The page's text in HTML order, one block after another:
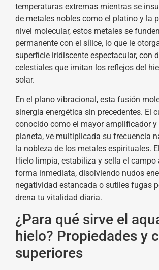
temperaturas extremas mientras se
de metales nobles como el platino y la
nivel molecular, estos metales se
permanente con el sílice, lo que le
superficie iridiscente espectacular, con
celestiales que imitan los reflejos del
solar.
En el plano vibracional, esta fusión
sinergia energética sin precedentes. El
conocido como el mayor amplificador y
planeta, ve multiplicada su frecuencia
la nobleza de los metales espirituales.
Hielo limpia, estabiliza y sella el campo
forma inmediata, disolviendo nudos
negatividad estancada o sutiles fugas
drena tu vitalidad diaria.
¿Para qué sirve el
hielo? Propiedades y
superiores